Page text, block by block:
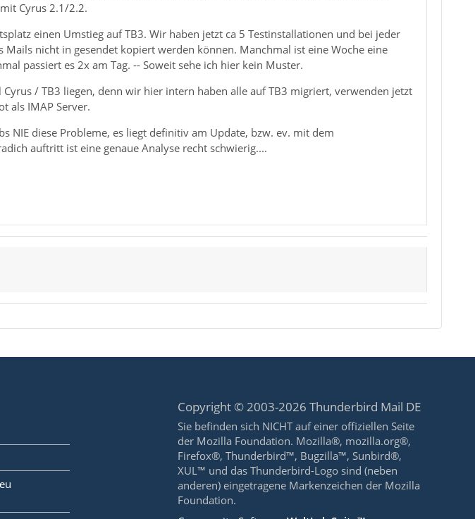
Cyrus 2.1/2.2.
einen Umstieg auf TB3. Wir haben jetzt ca 5 Testinstallationen und bei jeder
nicht in gesendet kopiert werden können. Manchmal ist eine Woche eine
passiert es 2x am Tag. -- Soweit sehe ich hier kein Muster.
/ TB3 liegen, denn wir hier intern haben alle auf TB3 migriert, verwenden jetzt
als IMAP Server.
NIE diese Probleme, es liegt definitiv am Update, bzw. ev. mit dem
auftritt ist eine genaue Analyse recht schwierig....
Copyright © 2003-2026 Thunderbird Mail DE
Sie befinden sich NICHT auf einer offiziellen Seite
der Mozilla Foundation. Mozilla®, mozilla.org®,
Firefox®, Thunderbird™, Bugzilla™, Sunbird®,
XUL™ und das Thunderbird-Logo sind (neben
anderen) eingetragene Markenzeichen der Mozilla
Foundation.